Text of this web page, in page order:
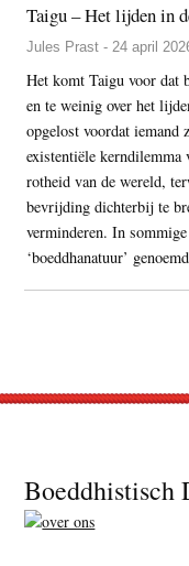
Taigu – Het lijden in
Jules Prast - 24 april
Het komt Taigu voor dat
en te weinig over het
opgelost voordat
existentiële
rotheid van de wereld,
bevrijding dichterbij te
verminderen. In
‘boeddhanatuur’
Footer
Boeddhistisch